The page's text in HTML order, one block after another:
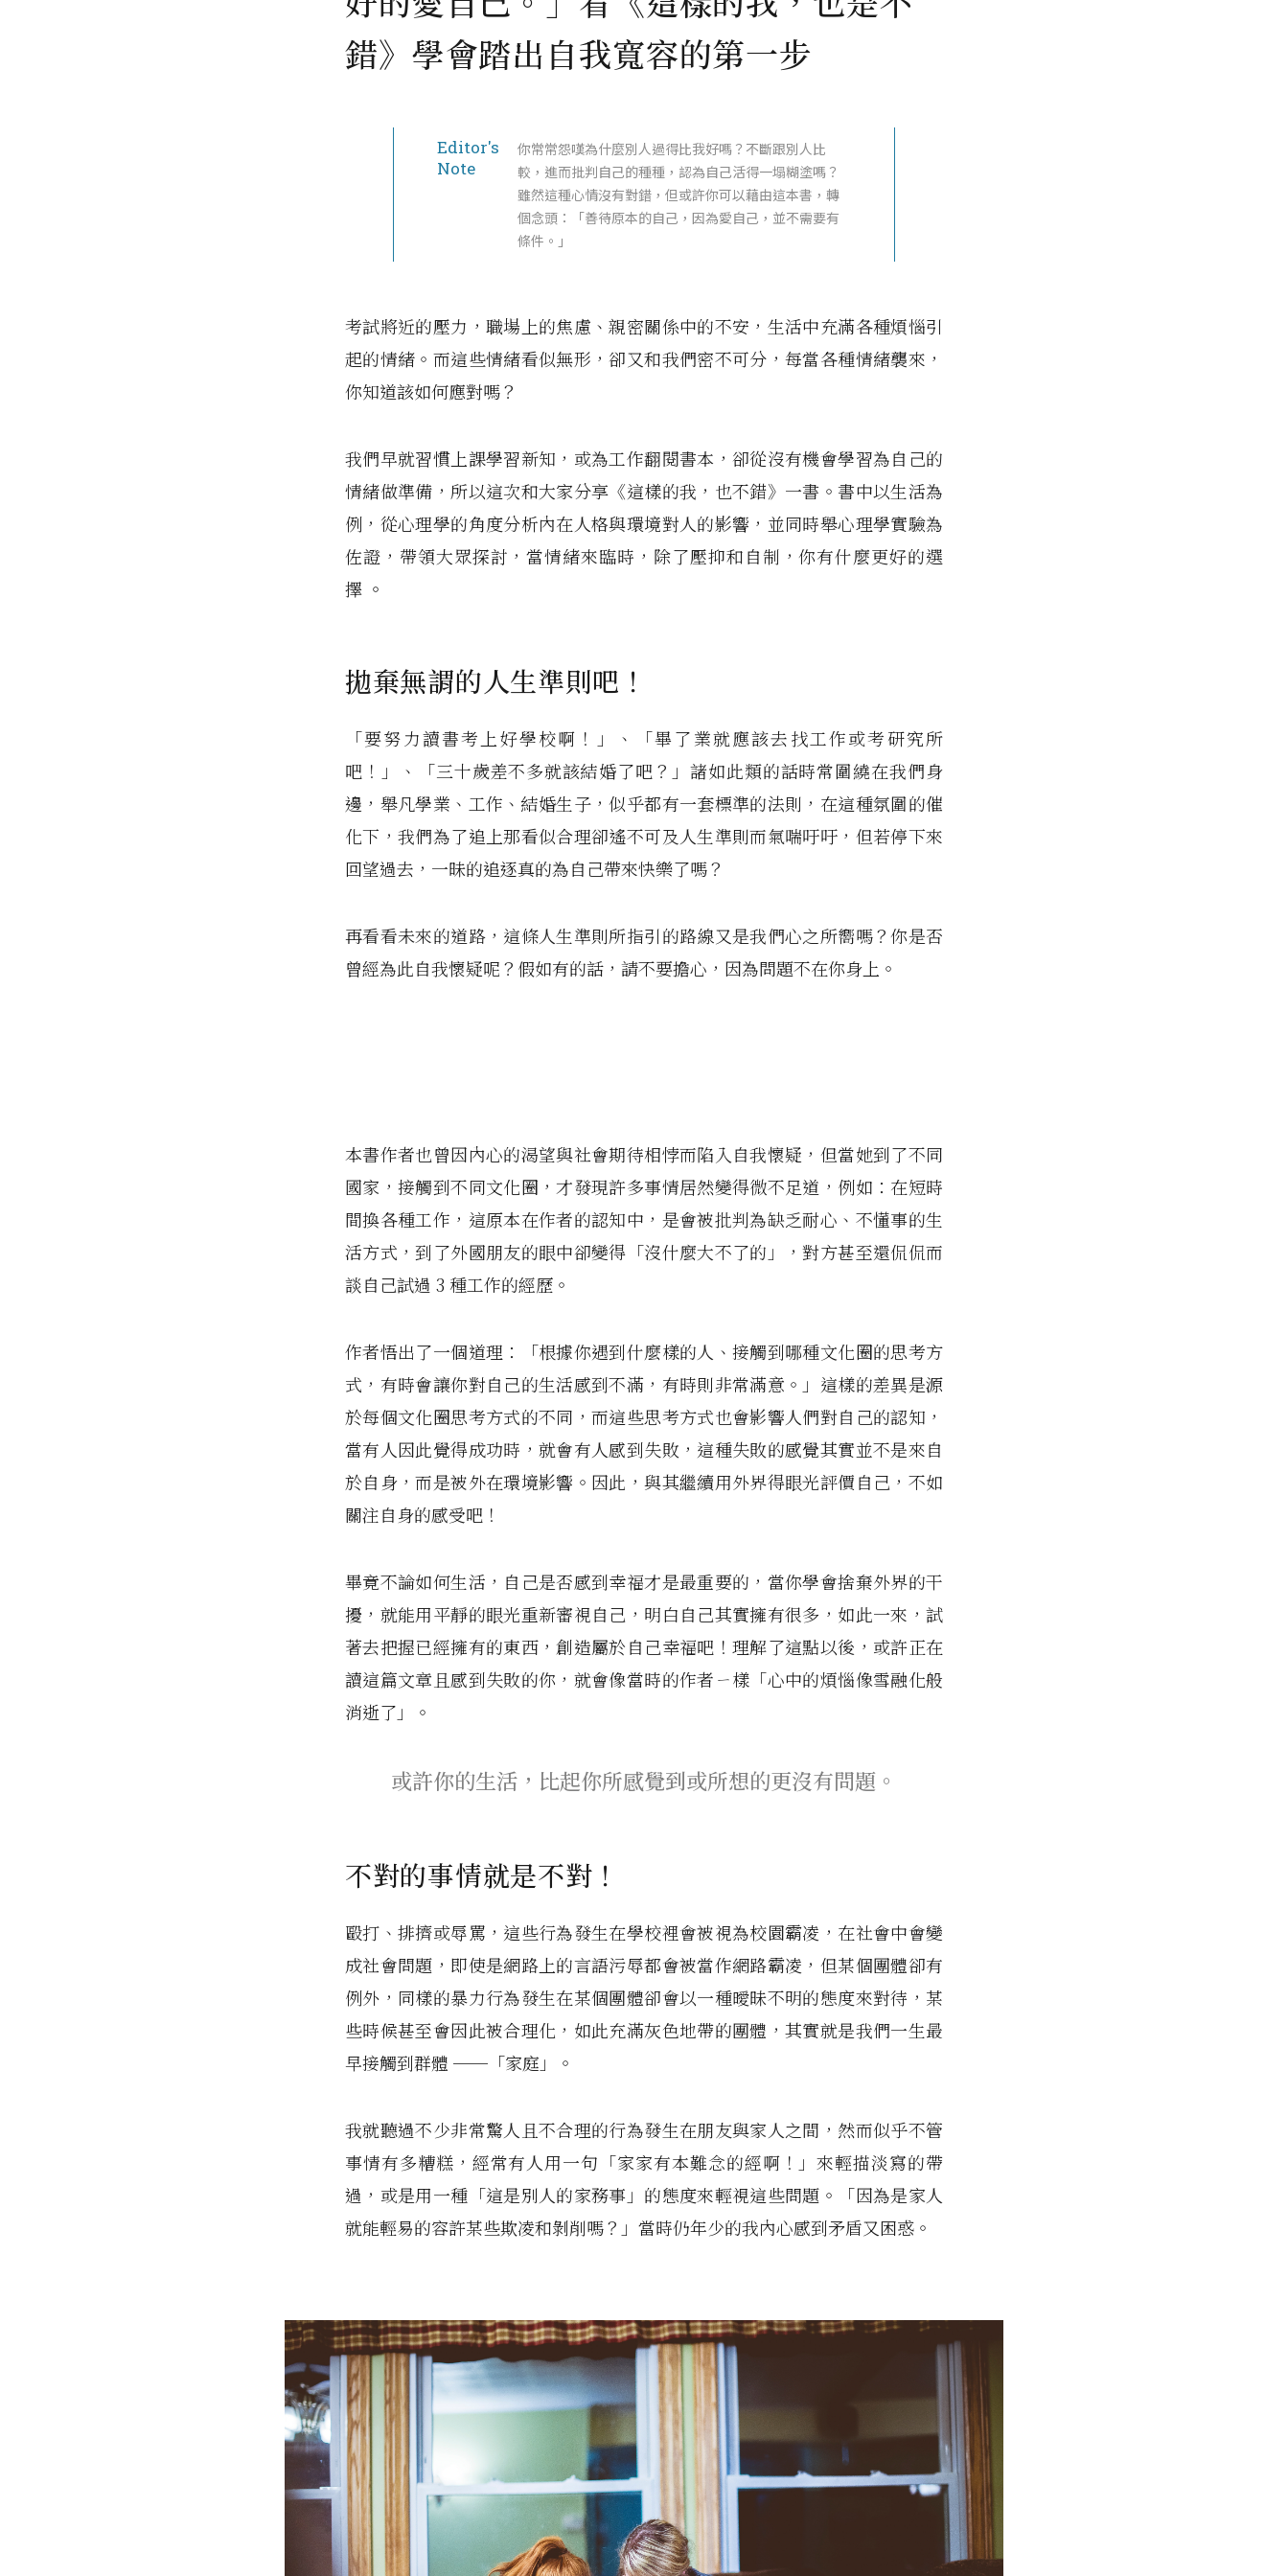
錯》學會踏出自我寬容的第一步
Editor's
Note
你常常怨嘆為什麼別人過得比我好嗎？不斷跟別人比
較，進而批判自己的種種，認為自己活得一塌糊塗嗎？
雖然這種心情沒有對錯，但或許你可以藉由這本書，轉
個念頭：「善待原本的自己，因為愛自己，並不需要有
條件。」
考試將近的壓力，職場上的焦慮、親密關係中的不安，生活中充滿各種煩惱引
起的情緒。而這些情緒看似無形，卻又和我們密不可分，每當各種情緒襲來，
你知道該如何應對嗎？
我們早就習慣上課學習新知，或為工作翻閱書本，卻從沒有機會學習為自己的
情緒做準備，所以這次和大家分享《這樣的我，也不錯》一書。書中以生活為
例，從心理學的角度分析內在人格與環境對人的影響，並同時舉心理學實驗為
佐證，帶領大眾探討，當情緒來臨時，除了壓抑和自制，你有什麼更好的選
擇 。
拋棄無謂的人生準則吧！
「要努力讀書考上好學校啊！」、「畢了業就應該去找工作或考研究所
吧！」、「三十歲差不多就該結婚了吧？」諸如此類的話時常圍繞在我們身
邊，舉凡學業、工作、結婚生子，似乎都有一套標準的法則，在這種氛圍的催
化下，我們為了追上那看似合理卻遙不可及人生準則而氣喘吁吁，但若停下來
回望過去，一昧的追逐真的為自己帶來快樂了嗎？
再看看未來的道路，這條人生準則所指引的路線又是我們心之所嚮嗎？你是否
曾經為此自我懷疑呢？假如有的話，請不要擔心，因為問題不在你身上。
本書作者也曾因內心的渴望與社會期待相悖而陷入自我懷疑，但當她到了不同
國家，接觸到不同文化圈，才發現許多事情居然變得微不足道，例如：在短時
間換各種工作，這原本在作者的認知中，是會被批判為缺乏耐心、不懂事的生
活方式，到了外國朋友的眼中卻變得「沒什麼大不了的」，對方甚至還侃侃而
談自己試過 3 種工作的經歷。
作者悟出了一個道理：「根據你遇到什麼樣的人、接觸到哪種文化圈的思考方
式，有時會讓你對自己的生活感到不滿，有時則非常滿意。」這樣的差異是源
於每個文化圈思考方式的不同，而這些思考方式也會影響人們對自己的認知，
當有人因此覺得成功時，就會有人感到失敗，這種失敗的感覺其實並不是來自
於自身，而是被外在環境影響。因此，與其繼續用外界得眼光評價自己，不如
關注自身的感受吧！
畢竟不論如何生活，自己是否感到幸福才是最重要的，當你學會捨棄外界的干
擾，就能用平靜的眼光重新審視自己，明白自己其實擁有很多，如此一來，試
著去把握已經擁有的東西，創造屬於自己幸福吧！理解了這點以後，或許正在
讀這篇文章且感到失敗的你，就會像當時的作者ㄧ樣「心中的煩惱像雪融化般
消逝了」。
或許你的生活，比起你所感覺到或所想的更沒有問題。
不對的事情就是不對！
毆打、排擠或辱罵，這些行為發生在學校裡會被視為校園霸凌，在社會中會變
成社會問題，即使是網路上的言語污辱都會被當作網路霸凌，但某個團體卻有
例外，同樣的暴力行為發生在某個團體卻會以一種曖昧不明的態度來對待，某
些時候甚至會因此被合理化，如此充滿灰色地帶的團體，其實就是我們一生最
早接觸到群體 ── 「家庭」。
我就聽過不少非常驚人且不合理的行為發生在朋友與家人之間，然而似乎不管
事情有多糟糕，經常有人用一句「家家有本難念的經啊！」來輕描淡寫的帶
過，或是用一種「這是別人的家務事」的態度來輕視這些問題。「因為是家人
就能輕易的容許某些欺凌和剝削嗎？」當時仍年少的我內心感到矛盾又困惑。